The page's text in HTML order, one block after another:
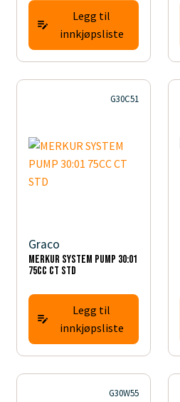
Legg til
innkjøpsliste
G30C51
Graco
MERKUR SYSTEM PUMP 30:01
75CC CT STD
Legg til
innkjøpsliste
G30W55